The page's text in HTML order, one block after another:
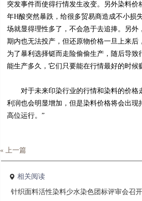
突发事件而使得行情发生改变。另外染料
年H酸突然暴跌，给很多贸易商造成不小损
场就显得理性多了，不会急于去追捧。另
期内也无法投产，但还原物价格一旦上来
为了暴利选择铤而走险偷偷生产，随后导
能生产多久，它们只要能在行情最好的时候
对于未来印染行业的行情和染料的价格走
利润也会明显增加，但是染料价格将会出
高位运行。”
« 上一篇
相关阅读
针织面料活性染料少水染色团标评审会召开